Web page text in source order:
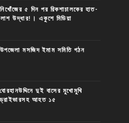
৫ দিন পর রিকশাচালকের হাত-
লাশ উদ্ধার!। একুশে মিডিয়া
উপজেলা মসজিদ ইমাম সমিতি গঠন
দুই বাসের মুখোমুখি
ড্রাইভারসহ আহত ১৫